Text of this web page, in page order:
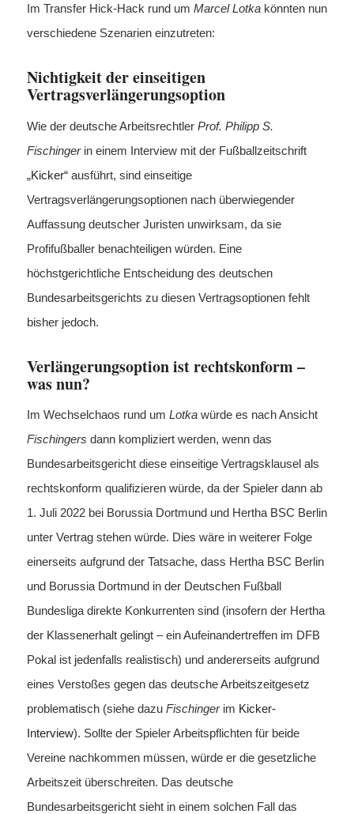
Im Transfer Hick-Hack rund um Marcel Lotka könnten nun
verschiedene Szenarien einzutreten:
Nichtigkeit der einseitigen
Vertragsverlängerungsoption
Wie der deutsche Arbeitsrechtler Prof. Philipp S.
Fischingerin einem Interview mit der Fußballzeitschrift
„Kicker“ausführt, sind einseitige
Vertragsverlängerungsoptionen nach überwiegender
Auffassung deutscher Juristen unwirksam, da sie
Profifußballer benachteiligen würden. Eine
höchstgerichtliche Entscheidung des deutschen
Bundesarbeitsgerichts zu diesen Vertragsoptionen fehlt
bisher jedoch.
Verlängerungsoption ist rechtskonform ­­–
was nun?
Im Wechselchaos rund um Lotkawürde es nach Ansicht
Fischingers dann kompliziert werden, wenn das
Bundesarbeitsgericht diese einseitige Vertragsklausel als
rechtskonform qualifizieren würde, da der Spieler dann ab
1. Juli 2022 bei Borussia Dortmund und Hertha BSC Berlin
unter Vertrag stehen würde. Dies wäre in weiterer Folge
einerseits aufgrund der Tatsache, dass Hertha BSC Berlin
und Borussia Dortmund in der Deutschen Fußball
Bundesliga direkte Konkurrenten sind (insofern der Hertha
der Klassenerhalt gelingt – ein Aufeinandertreffen im DFB
Pokal ist jedenfalls realistisch) und andererseits aufgrund
eines Verstoßes gegen das deutsche Arbeitszeitgesetz
problematisch (siehe dazu Fischingerim Kicker-
Interview). Sollte der Spieler Arbeitspflichten für beide
Vereine nachkommen müssen, würde er die gesetzliche
Arbeitszeit überschreiten. Das deutsche
Bundesarbeitsgericht sieht in einem solchen Fall das